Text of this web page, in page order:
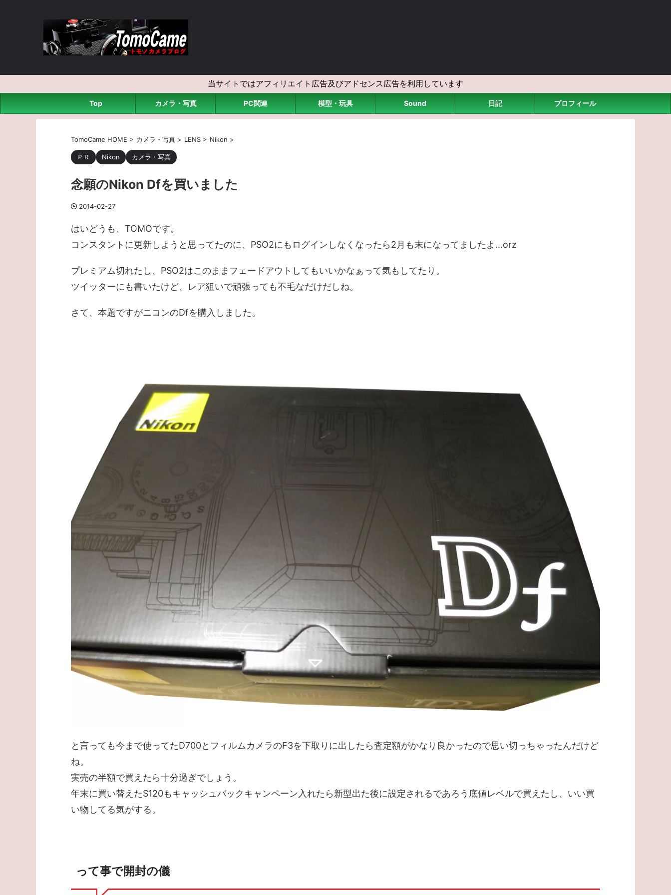
当サイトではアフィリエイト広告及びアドセンス広告を利用しています
Top カメラ・写真 PC関連 模型・玩具 Sound 日記 プロフィール
TomoCame HOME > カメラ・写真 > LENS > Nikon >
ＰＲ Nikon カメラ・写真
念願のNikon Dfを買いました
2014-02-27
はいどうも、TOMOです。
コンスタントに更新しようと思ってたのに、PSO2にもログインしなくなったら2月も末になってましたよ…orz
プレミアム切れたし、PSO2はこのままフェードアウトしてもいいかなぁって気もしてたり。
ツイッターにも書いたけど、レア狙いで頑張っても不毛なだけだしね。
さて、本題ですがニコンのDfを購入しました。
と言っても今まで使ってたD700とフィルムカメラのF3を下取りに出したら査定額がかなり良かったので思い切っちゃったんだけど
ね。
実売の半額で買えたら十分過ぎでしょう。
年末に買い替えたS120もキャッシュバックキャンペーン入れたら新型出た後に設定されるであろう底値レベルで買えたし、いい買
い物してる気がする。
って事で開封の儀